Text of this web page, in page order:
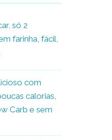
só 2
farinha, fácil,
com
calorias,
Carb e sem